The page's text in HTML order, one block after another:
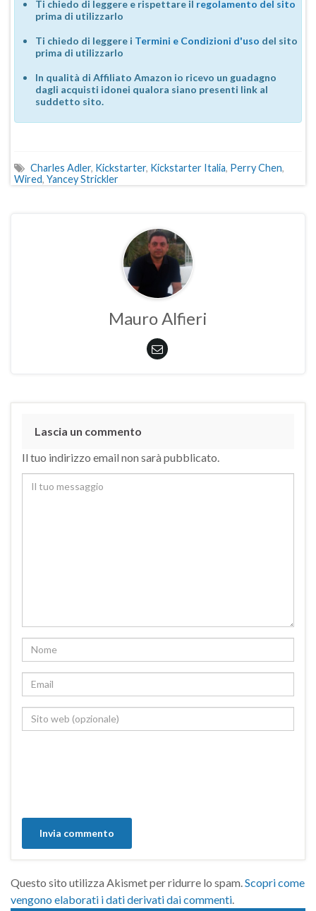
Ti chiedo di leggere e rispettare il regolamento del sito
prima di utilizzarlo
Ti chiedo di leggere i Termini e Condizioni d'uso del sito
prima di utilizzarlo
In qualità di Affiliato Amazon io ricevo un guadagno
dagli acquisti idonei qualora siano presenti link al
suddetto sito.
Charles Adler, Kickstarter, Kickstarter Italia, Perry Chen,
Wired, Yancey Strickler
Mauro Alfieri
Lascia un commento
Il tuo indirizzo email non sarà pubblicato.
Questo sito utilizza Akismet per ridurre lo spam.Scopri come
vengono elaborati i dati derivati dai commenti.